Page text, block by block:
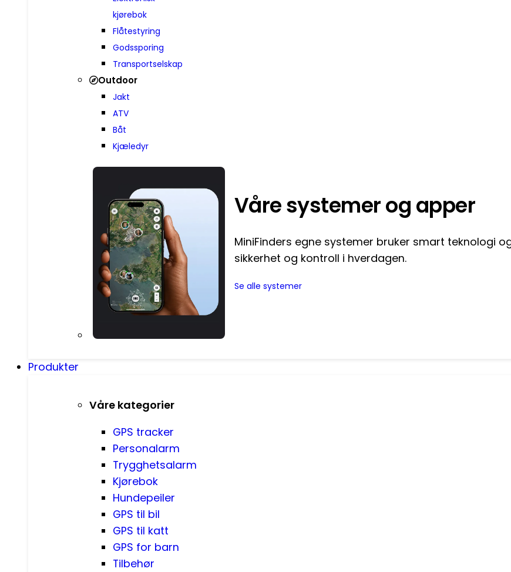
kjørebok
Flåtestyring
Godssporing
Transportselskap
Outdoor
Jakt
ATV
Båt
Kjæledyr
Våre systemer og apper
MiniFinders egne systemer bruker smart teknologi
sikkerhet og kontroll i hverdagen.
Se alle systemer
Produkter
Våre kategorier
GPS tracker
Personalarm
Trygghetsalarm
Kjørebok
Hundepeiler
GPS til bil
GPS til katt
GPS for barn
Tilbehør